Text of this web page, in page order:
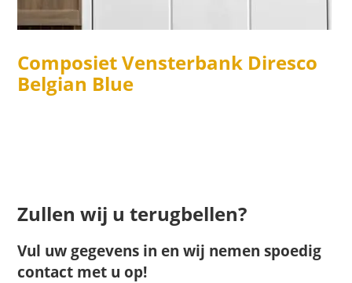
Composiet Vensterbank Diresco
Belgian Blue
Zullen wij u terugbellen?
Vul uw gegevens in en wij nemen spoedig
contact met u op!